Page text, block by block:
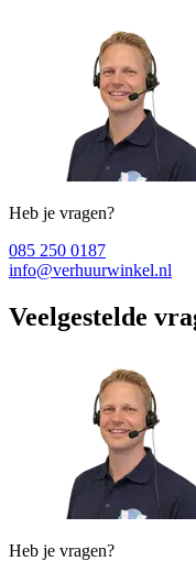
Heb je vragen?
085 250 0187
info@verhuurwinkel.nl
Veelgestelde
Heb je vragen?